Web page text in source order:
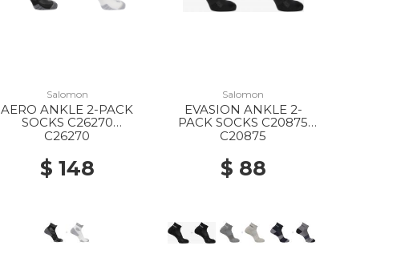
Salomon
AERO ANKLE 2-PACK
SOCKS C26270
WHITE/BLACK
C26270
$ 148
Salomon
EVASION ANKLE 2-
PACK SOCKS C20875
BLACK/BLACK
C20875
$ 88